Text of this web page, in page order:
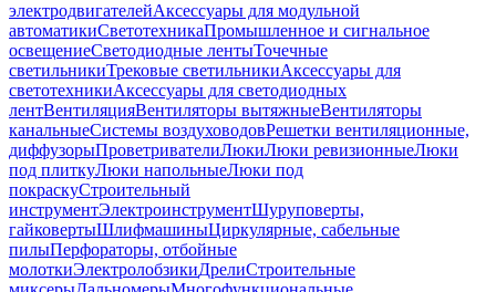
электродвигателейАксессуары для модульной
автоматикиСветотехникаПромышленное и сигнальное
освещениеСветодиодные лентыТочечные
светильникиТрековые светильникиАксессуары для
светотехникиАксессуары для светодиодных
лентВентиляцияВентиляторы вытяжныеВентиляторы
канальныеСистемы воздуховодовРешетки вентиляционные,
диффузорыПроветривателиЛюкиЛюки ревизионныеЛюки
под плиткуЛюки напольныеЛюки под
покраскуСтроительный
инструментЭлектроинструментШуруповерты,
гайковертыШлифмашиныЦиркулярные, сабельные
пилыПерфораторы, отбойные
молоткиЭлектролобзикиДрелиСтроительные